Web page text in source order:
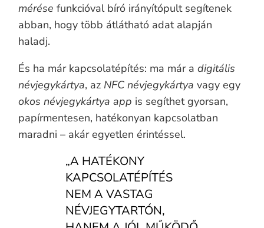
mérése funkcióval bíró irányítópult segítenek
abban, hogy több átlátható adat alapján
haladj.
És ha már kapcsolatépítés: ma már a digitális
névjegykártya, az NFC névjegykártya vagy egy
okos névjegykártya app is segíthet gyorsan,
papírmentesen, hatékonyan kapcsolatban
maradni – akár egyetlen érintéssel.
„A HATÉKONY
KAPCSOLATÉPÍTÉS
NEM A VASTAG
NÉVJEGYTARTÓN,